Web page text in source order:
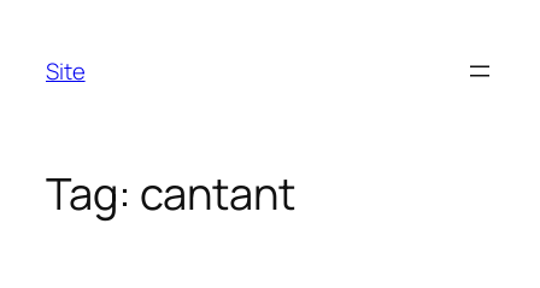
content
Site
Tag: cantant